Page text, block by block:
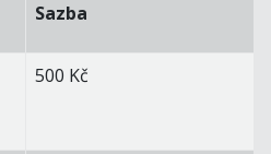
Sazba
500 Kč